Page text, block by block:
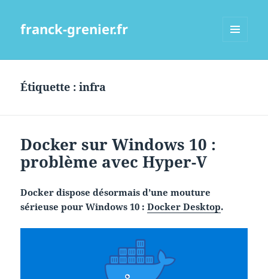
franck-grenier.fr
Étiquette :infra
Docker sur Windows 10 :
problème avec Hyper-V
Docker dispose désormais d’une mouture
sérieuse pour Windows 10 :Docker Desktop.